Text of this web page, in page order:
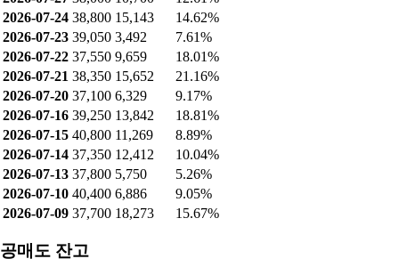
날짜 종가 공매도량
공매도비중
2026-08-07 35,600 7,523
14.39%
2026-08-06 35,350 13,892
23.07%
2026-08-05 35,450 23,504
28.12%
2026-08-04 34,900 14,161
26.69%
2026-08-03 33,550 31,908
36.74%
2026-07-31 34,200 19,322
15.87%
2026-07-30 30,700 13,797
11.66%
2026-07-29
31,000 26,475
14.08%
2026-07-28 33,950 21,447
14.58%
38,000 10,700
2026-07-24 38,800
2026-07-23